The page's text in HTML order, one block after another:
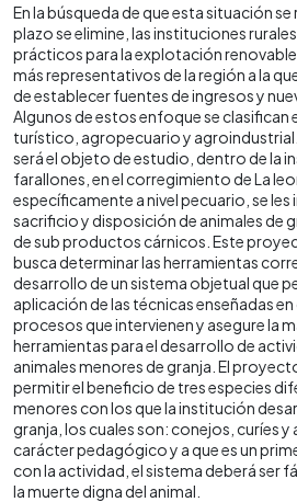
En la búsqueda de que esta situación
plazo se elimine, las instituciones
prácticos para la explotación
más representativos de la región a la
de establecer fuentes de ingresos y
Algunos de estos enfoque se clasifican
turístico, agropecuario y
será el objeto de estudio, dentro de la
farallones, en el corregimiento de La
específicamente a nivel pecuario, se les
sacrificio y disposición de animales de
de sub productos cárnicos. Este
busca determinar las herramientas
desarrollo de un sistema objetual que
aplicación de las técnicas enseñadas
procesos que intervienen y asegure la
herramientas para el desarrollo de
animales menores de granja. El
permitir el beneficio de tres especies
menores con los que la institución
granja, los cuales son: conejos, curíes y
carácter pedagógico y a que es un
con la actividad, el sistema deberá ser
la muerte digna del animal.